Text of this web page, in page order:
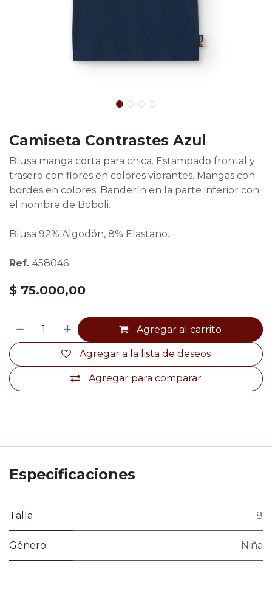
Camiseta Contrastes Azul
Blusa manga corta para chica. Estampado frontal y
trasero con flores en colores vibrantes. Mangas con
bordes en colores. Banderín en la parte inferior con
el nombre de Boboli.
Blusa 92% Algodón, 8% Elastano.
Ref. 458046
$ 75.000,00
Agregar al carrito
Agregar para comparar
Agregar a la lista de deseos
Especificaciones
Talla 8
Género Niña